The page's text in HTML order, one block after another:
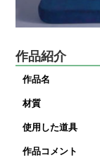
作品紹介
作品名
材質
使用した道具
作品コメント